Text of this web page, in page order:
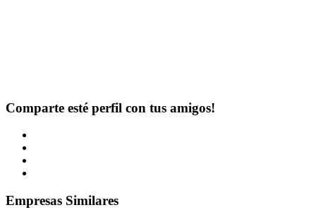
Comparte esté perfil con tus amigos!
Empresas Similares